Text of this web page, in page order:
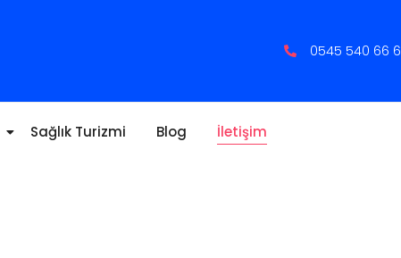
0545 540 66
Sağlık Turizmi Blog İletişim